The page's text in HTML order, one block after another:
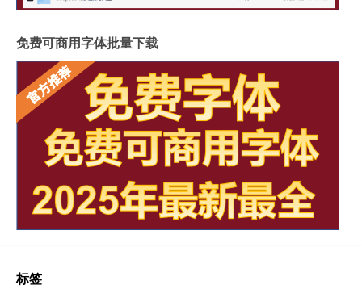
免费可商用字体批量下载
标签